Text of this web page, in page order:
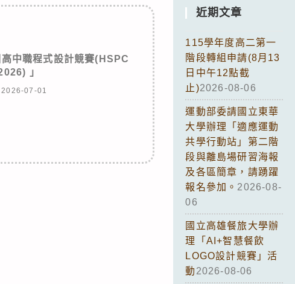
中職程式設計競賽(HSPC
」
2026-07-01
近期文章
115學年度高二第一
階段轉組申請(8月13
日中午12點截
止)2026-08-06
運動部委請國立東華
大學辦理「適應運動
共學行動站」第二階
段與離島場研習海報
及各區簡章，請踴躍
報名參加。 2026-08-
06
國立高雄餐旅大學辦
理「AI+智慧餐飲
LOGO設計競賽」活
動 2026-08-06